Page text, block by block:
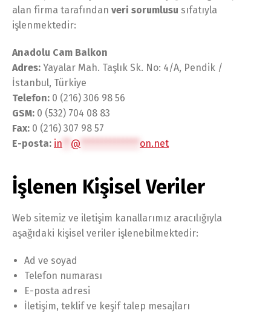
alan firma tarafından veri sorumlusu sıfatıyla
işlenmektedir:
Anadolu Cam Balkon
Adres: Yayalar Mah. Taşlık Sk. No: 4/A, Pendik /
İstanbul, Türkiye
Telefon: 0 (216) 306 98 56
GSM: 0 (532) 704 08 83
Fax: 0 (216) 307 98 57
E-posta: in @ on.net
İşlenen Kişisel Veriler
Web sitemiz ve iletişim kanallarımız aracılığıyla
aşağıdaki kişisel veriler işlenebilmektedir:
Ad ve soyad
Telefon numarası
E-posta adresi
İletişim, teklif ve keşif talep mesajları